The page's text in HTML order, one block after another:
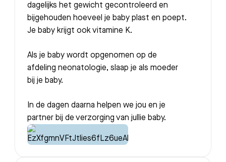
dagelijks het gewicht gecontroleerd en
bijgehouden hoeveel je baby plast en poept.
Je baby krijgt ook vitamine K.
Als je baby wordt opgenomen op de
afdeling neonatologie, slaap je als moeder
bij je baby.
In de dagen daarna helpen we jou en je
partner bij de verzorging van jullie baby.